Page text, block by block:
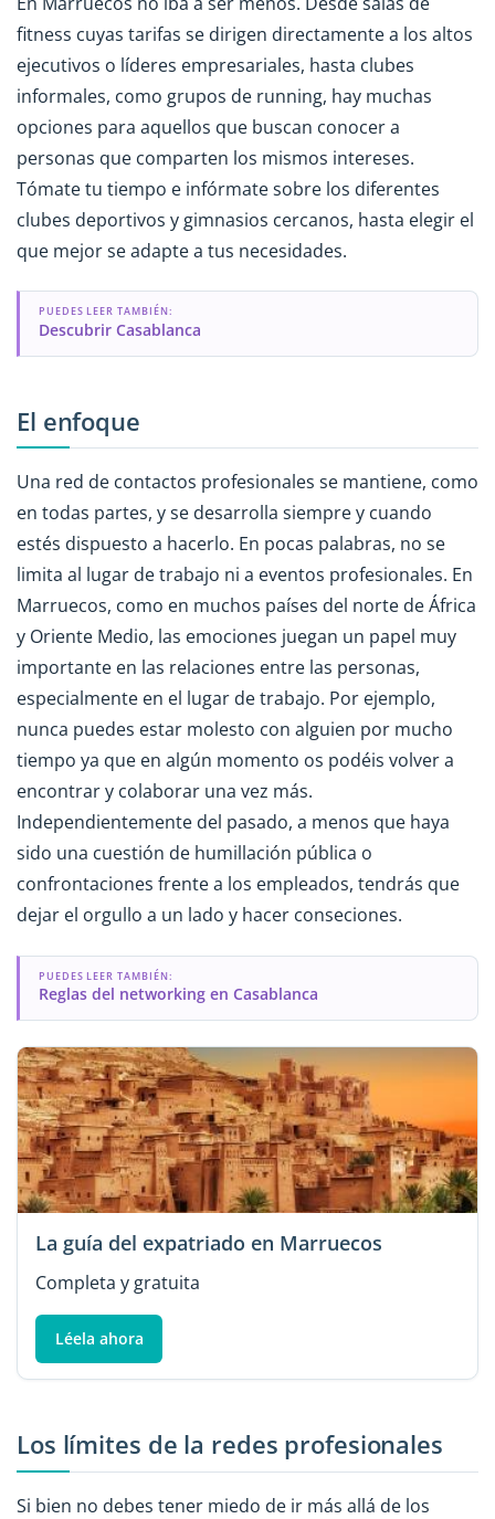
fitness cuyas tarifas se dirigen directamente a los altos
ejecutivos o líderes empresariales, hasta clubes
informales, como grupos de running, hay muchas
opciones para aquellos que buscan conocer a
personas que comparten los mismos intereses.
Tómate tu tiempo e infórmate sobre los diferentes
clubes deportivos y gimnasios cercanos, hasta elegir el
que mejor se adapte a tus necesidades.
PUEDES LEER TAMBIÉN:
Descubrir Casablanca
El enfoque
Una red de contactos profesionales se mantiene, como
en todas partes, y se desarrolla siempre y cuando
estés dispuesto a hacerlo. En pocas palabras, no se
limita al lugar de trabajo ni a eventos profesionales. En
Marruecos, como en muchos países del norte de África
y Oriente Medio, las emociones juegan un papel muy
importante en las relaciones entre las personas,
especialmente en el lugar de trabajo. Por ejemplo,
nunca puedes estar molesto con alguien por mucho
tiempo ya que en algún momento os podéis volver a
encontrar y colaborar una vez más.
Independientemente del pasado, a menos que haya
sido una cuestión de humillación pública o
confrontaciones frente a los empleados, tendrás que
dejar el orgullo a un lado y hacer conseciones.
PUEDES LEER TAMBIÉN:
Reglas del networking en Casablanca
La guía del expatriado en Marruecos
Completa y gratuita
Léela ahora
Los límites de la redes profesionales
Si bien no debes tener miedo de ir más allá de los